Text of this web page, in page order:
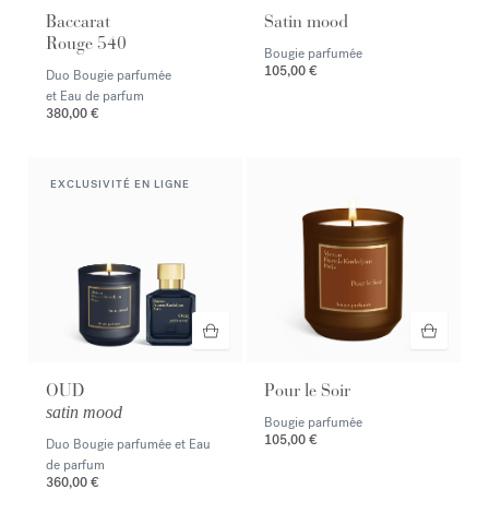
Baccarat
Rouge 540
Duo Bougie parfumée
et Eau de parfum
380,00 €
Satin mood
Bougie parfumée
105,00 €
EXCLUSIVITÉ EN LIGNE
OUD
satin mood
Duo Bougie parfumée et Eau
de parfum
360,00 €
Pour le Soir
Bougie parfumée
105,00 €